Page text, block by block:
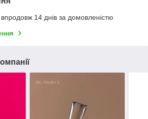
14 днів за домовленістю